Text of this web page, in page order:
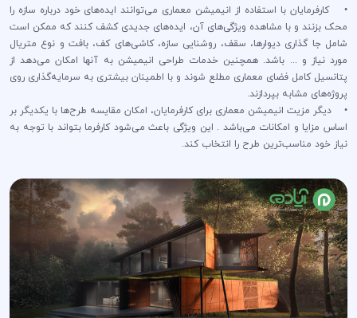
• کارفرمایان با استفاده از انیمیشن معماری می‌توانند ایده‌های خود درباره سازه را
محک بزنند و با مشاهده ویژگی‌های آن، ایده‌های جدیدی کشف کنند که ممکن است
شامل جا گذاری دیوارها، سقف، روشنایی سازه، کاشی‌های کف، بافت و نوع متریال
مورد نیاز و ... باشد. همچنین خدمات طراحی انیمیشن به آنها امکان می‌دهد از
پتانسیل کامل فضای معماری مطلع شوند و با اطمینان بیشتری به سرمایه‌گذاری روی
پروژه‌های مشابه بپردازند.
• دیگر مزیت انیمیشن معماری برای کارفرمایان، امکان مقایسه طرح‌ها با یکدیگر بر
اساس مزایا و امکانات می‌باشد . این ویژگی باعث می‌شود کارفرما بتواند با توجه به
نیاز خود مناسب‌ترین طرح را انتخاب کند.